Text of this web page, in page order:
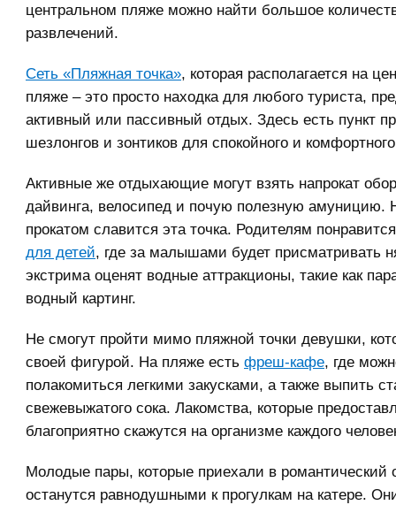
центральном пляже можно найти большое
развлечений.
Сеть «Пляжная точка», которая располагается на
пляже – это просто находка для любого туриста,
активный или пассивный отдых. Здесь есть пункт
шезлонгов и зонтиков для спокойного и
Активные же отдыхающие могут взять напрокат
дайвинга, велосипед и почую полезную амуницию.
прокатом славится эта точка. Родителям
для детей, где за малышами будет присматривать
экстрима оценят водные аттракционы, такие как
водный картинг.
Не смогут пройти мимо пляжной точки девушки,
своей фигурой. На пляже есть фреш-кафе, где
полакомиться легкими закусками, а также выпить
свежевыжатого сока. Лакомства, которые
благоприятно скажутся на организме каждого
Молодые пары, которые приехали в романтический
останутся равнодушными к прогулкам на катере.